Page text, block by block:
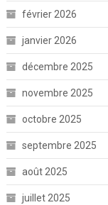
février 2026
janvier 2026
décembre 2025
novembre 2025
octobre 2025
septembre 2025
août 2025
juillet 2025